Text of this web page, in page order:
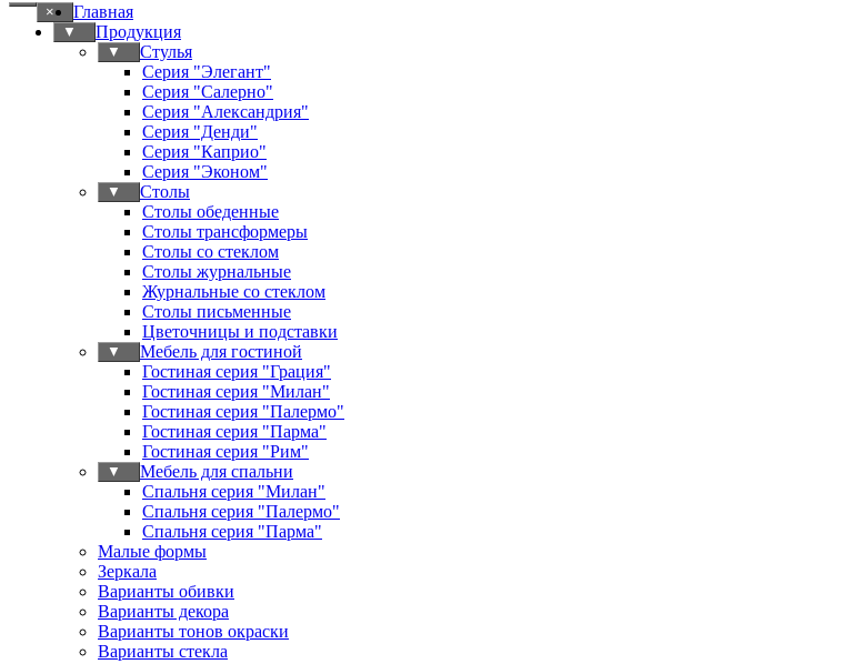
×
Главная
Продукция
▼
Стулья
▼
Серия "Элегант"
Серия "Салерно"
Серия "Александрия"
Серия "Денди"
Серия "Каприо"
Серия "Эконом"
Столы
▼
Столы обеденные
Столы трансформеры
Столы со стеклом
Столы журнальные
Журнальные со стеклом
Столы письменные
Цветочницы и подставки
Мебель для гостиной
▼
Гостиная серия "Грация"
Гостиная серия "Милан"
Гостиная серия "Палермо"
Гостиная серия "Парма"
Гостиная серия "Рим"
Мебель для спальни
▼
Спальня серия "Милан"
Спальня серия "Палермо"
Спальня серия "Парма"
Малые формы
Зеркала
Варианты обивки
Варианты декора
Варианты тонов окраски
Варианты стекла